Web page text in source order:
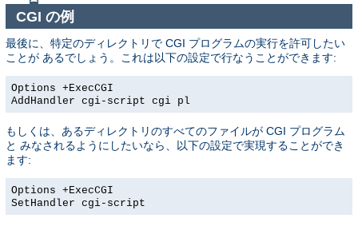
CGI の例
最後に、特定のディレクトリで CGI プログラムの実行を許可したい
ことが あるでしょう。これは以下の設定で行なうことができます:
Options +ExecCGI
AddHandler cgi-script cgi pl
もしくは、あるディレクトリのすべてのファイルが CGI プログラム
と みなされるようにしたいなら、以下の設定で実現することができ
ます:
Options +ExecCGI
SetHandler cgi-script